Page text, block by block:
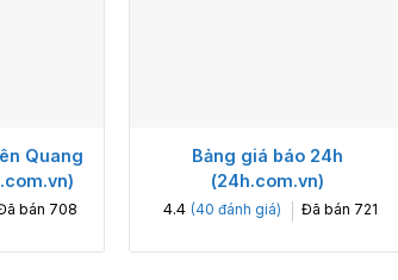
Quang
bán 708
Bảng giá báo 24h
(24h.com.vn)
4.4 (40 đánh giá) Đã bán 721